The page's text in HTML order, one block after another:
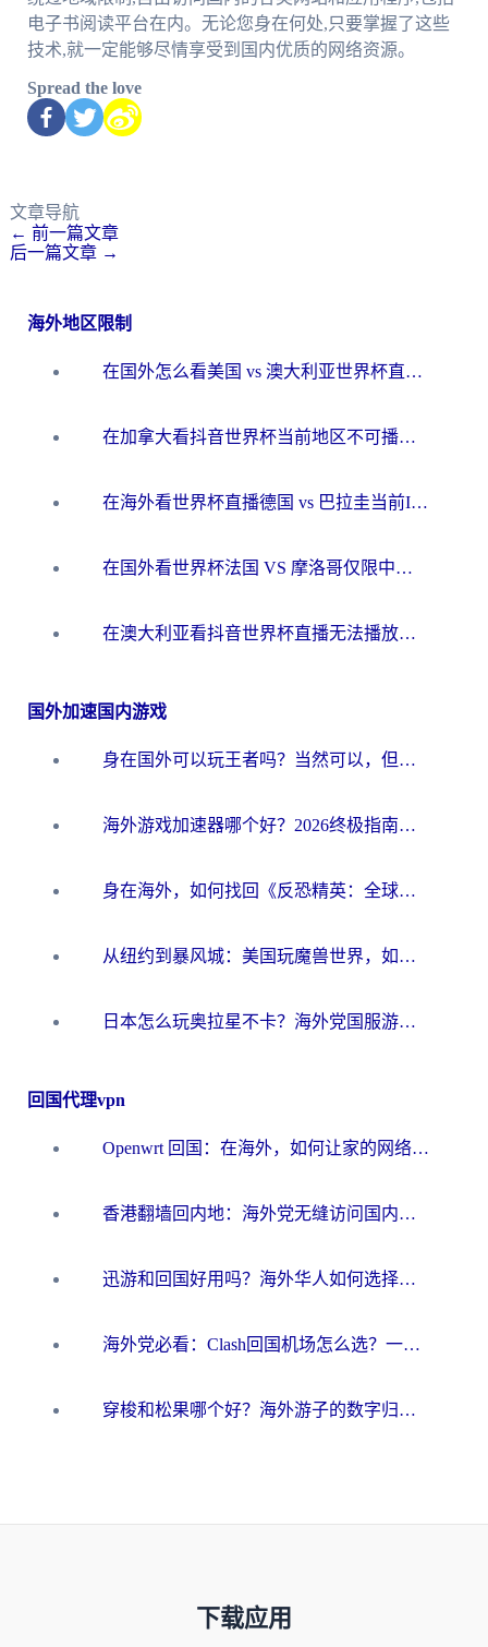
电子书阅读平台在内。无论您身在何处,只要掌握了这些
技术,就一定能够尽情享受到国内优质的网络资源。
Spread the love
文章导航
← 前一篇文章
后一篇文章 →
海外地区限制
在国外怎么看美国 vs 澳大利亚世界杯直播？海外党必藏的中文解说观赛指南
在加拿大看抖音世界杯当前地区不可播放？海外党体育观赛终极指南
在海外看世界杯直播德国 vs 巴拉圭当前IP受限制？这篇指南帮你轻松解决地区限制
在国外看世界杯法国 VS 摩洛哥仅限中国大陆？别让地域限制拦下你的欢呼
在澳大利亚看抖音世界杯直播无法播放？海外党体育观赛终极指南来了！
国外加速国内游戏
身在国外可以玩王者吗？当然可以，但你需要这份“加速”指南
海外游戏加速器哪个好？2026终极指南帮你畅玩国服+解决卡顿难题
身在海外，如何找回《反恐精英：全球攻势》国服的丝滑手感？一份给你的终极指南
从纽约到暴风城：美国玩魔兽世界，如何找到你的最佳网络航线
日本怎么玩奥拉星不卡？海外党国服游戏加速器选择全攻略
回国代理vpn
Openwrt 回国：在海外，如何让家的网络触手可及
香港翻墙回内地：海外党无缝访问国内资源的加速器选择全攻略
迅游和回国好用吗？海外华人如何选择靠谱的回国加速器
海外党必看：Clash回国机场怎么选？一篇搞定无缝访问国内资源的全攻略
穿梭和松果哪个好？海外游子的数字归乡路，到底该怎么选
下载应用